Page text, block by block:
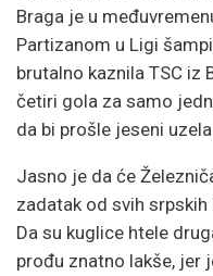
Braga je u
Partizanom u Ligi
brutalno kaznila TSC iz
četiri gola za samo
da bi prošle jeseni
Jasno je da će
zadatak od svih
Da su kuglice htele
prođu znatno lakše, jer